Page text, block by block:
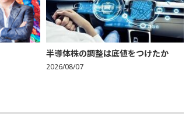
半導体株の調整は底値をつけたか
2026/08/07